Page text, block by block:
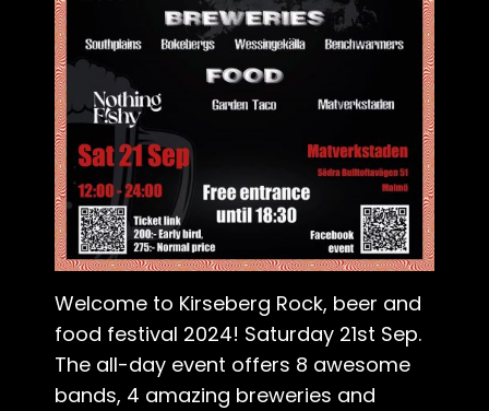
Welcome to Kirseberg Rock, beer and
food festival 2024! Saturday 21st Sep.
The all-day event offers 8 awesome
bands, 4 amazing breweries and